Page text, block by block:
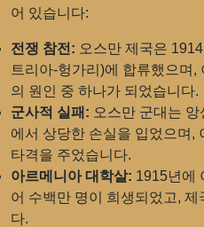
어 있습니다:
전쟁 참전: 오스만 제국은
트리아-헝가리)에 합류했으며,
의 원인 중 하나가 되었습니다.
군사적 실패: 오스만 군대는
에서 상당한 손실을 입었으며,
타격을 주었습니다.
아르메니아 대학살: 1915년에
어 수백만 명이 희생되었고, 제
다.